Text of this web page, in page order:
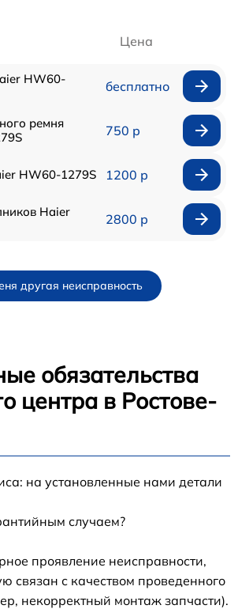
Цена
HW60-
бесплатно
ремня
750 р
HW60-1279S 1200 р
Haier
2800 р
другая неисправность
обязательства
центра в Ростове-
на установленные нами детали
случаем?
проявление неисправности,
связан с качеством проведенного
некорректный монтаж запчасти).